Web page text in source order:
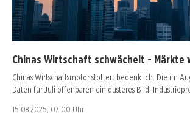
Chinas Wirtschaft schwächelt - Märkte
Chinas Wirtschaftsmotor stottert bedenklich. Die im
Daten für Juli offenbaren ein düsteres Bild:
15.08.2025, 07:00 Uhr